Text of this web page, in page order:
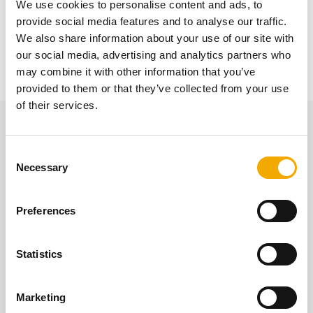
We use cookies to personalise content and ads, to
provide social media features and to analyse our traffic.
We also share information about your use of our site with
our social media, advertising and analytics partners who
may combine it with other information that you’ve
provided to them or that they’ve collected from your use
of their services.
Necessary
Preferences
Statistics
Marketing
Das universell einsetzbare Luft-Abgas-System ist
geeignet für Sanierungen, Belüftungen und
Entlüftungen, Brennwertkessel oder Niedertemperatur-
sowie Festbrennstoff-Feuerstätten.
Weitere interessante Inhalte